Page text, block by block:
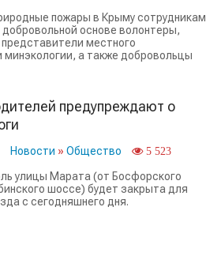
пожары в Крыму сотрудникам
основе волонтеры,
местного
минэкологии, а также добровольцы
предупреждают о
Новости » Общество 5 523
улицы Марата (от Босфорского
шоссе) будет закрыта для
с сегодняшнего дня.